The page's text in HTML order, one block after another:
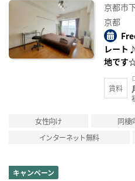
京都市
京都
レート
地です
賃料
女性向け 同棲
インターネット無料
キャンペーン